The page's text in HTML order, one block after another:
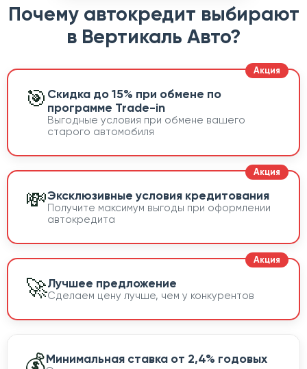
Почему автокредит выбирают
в Вертикаль Авто?
🎯 Скидка до 15% при обмене по
программе Trade-in
Выгодные условия при обмене вашего
старого автомобиля
💸Эксклюзивные условия кредитования
Получите максимум выгоды при оформлении
автокредита
🚀Лучшее предложение
Сделаем цену лучше, чем у конкурентов
💰Минимальная ставка от 2,4% годовых